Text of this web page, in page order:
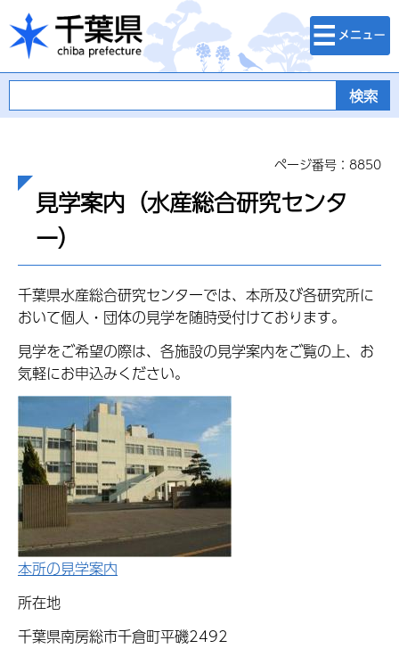
千葉県
検索・メニュ
ー
ページ番号：8850
見学案内（水産総合研究センタ
ー）
千葉県水産総合研究センターでは、本所及び各研究所に
おいて個人・団体の見学を随時受付けております。
見学をご希望の際は、各施設の見学案内をご覧の上、お
気軽にお申込みください。
本所の見学案内
所在地
千葉県南房総市千倉町平磯2492